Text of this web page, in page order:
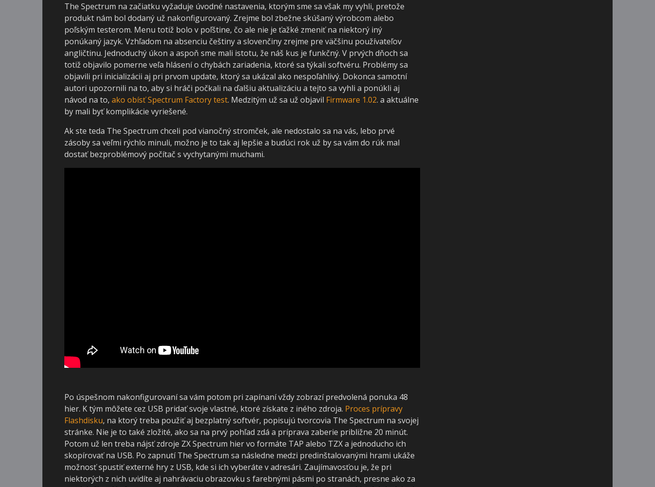
The Spectrum na začiatku vyžaduje úvodné nastavenia, ktorým sme sa však my vyhli, pretože
produkt nám bol dodaný už nakonfigurovaný. Zrejme bol zbežne skúšaný výrobcom alebo
poľským testerom. Menu totiž bolo v poľštine, čo ale nie je ťažké zmeniť na niektorý iný
ponúkaný jazyk. Vzhľadom na absenciu češtiny a slovenčiny zrejme pre väčšinu používateľov
angličtinu. Jednoduchý úkon a aspoň sme mali istotu, že náš kus je funkčný. V prvých dňoch sa
totiž objavilo pomerne veľa hlásení o chybách zariadenia, ktoré sa týkali softvéru. Problémy sa
objavili pri inicializácii aj pri prvom update, ktorý sa ukázal ako nespoľahlivý. Dokonca samotní
autori upozornili na to, aby si hráči počkali na ďalšiu aktualizáciu a tejto sa vyhli a ponúkli aj
návod na to, ako obísť Spectrum Factory test. Medzitým už sa už objavil Firmware 1.02. a aktuálne
by mali byť komplikácie vyriešené.
Ak ste teda The Spectrum chceli pod vianočný stromček, ale nedostalo sa na vás, lebo prvé
zásoby sa veľmi rýchlo minuli, možno je to tak aj lepšie a budúci rok už by sa vám do rúk mal
dostať bezproblémový počítač s vychytanými muchami.
Po úspešnom nakonfigurovaní sa vám potom pri zapínaní vždy zobrazí predvolená ponuka 48
hier. K tým môžete cez USB pridať svoje vlastné, ktoré získate z iného zdroja. Proces prípravy
Flashdisku, na ktorý treba použiť aj bezplatný softvér, popisujú tvorcovia The Spectrum na svojej
stránke. Nie je to také zložité, ako sa na prvý pohľad zdá a príprava zaberie približne 20 minút.
Potom už len treba nájsť zdroje ZX Spectrum hier vo formáte TAP alebo TZX a jednoducho ich
skopírovať na USB. Po zapnutí The Spectrum sa následne medzi predinštalovanými hrami ukáže
možnosť spustiť externé hry z USB, kde si ich vyberáte v adresári. Zaujímavosťou je, že pri
niektorých z nich uvidíte aj nahrávaciu obrazovku s farebnými pásmi po stranách, presne ako za